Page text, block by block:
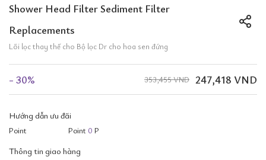
Shower Head Filter Sediment Filter
Replacements
Lõi lọc thay thế cho Bộ lọc Dr cho hoa sen đứng
- 30% 247,418 VND
353,455 VND
Hướng dẫn ưu đãi
Point Point 0 P
Thông tin giao hàng